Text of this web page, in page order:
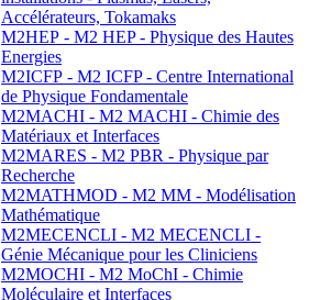
Accélérateurs, Tokamaks
M2HEP - M2 HEP - Physique des Hautes
Energies
M2ICFP - M2 ICFP - Centre International
de Physique Fondamentale
M2MACHI - M2 MACHI - Chimie des
Matériaux et Interfaces
M2MARES - M2 PBR - Physique par
Recherche
M2MATHMOD - M2 MM - Modélisation
Mathématique
M2MECENCLI - M2 MECENCLI -
Génie Mécanique pour les Cliniciens
M2MOCHI - M2 MoChI - Chimie
Moléculaire et Interfaces